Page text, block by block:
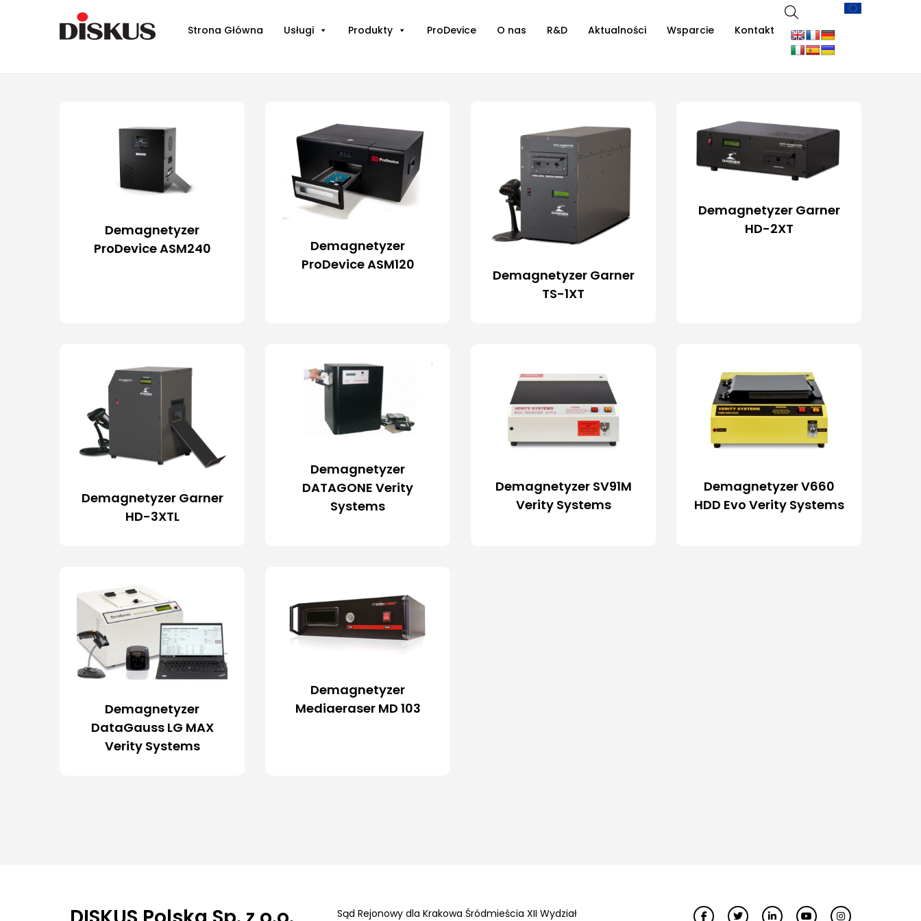
Strona Główna Usługi Produkty ProDevice O nas R&D Aktualności Wsparcie Kontakt
Demagnetyzer
ProDevice ASM240
Demagnetyzer
ProDevice ASM120
Demagnetyzer Garner
TS-1XT
Demagnetyzer Garner
HD-2XT
Demagnetyzer Garner
HD-3XTL
Demagnetyzer
DATAGONE Verity
Systems
Demagnetyzer SV91M
Verity Systems
Demagnetyzer V660
HDD Evo Verity Systems
Demagnetyzer
DataGauss LG MAX
Verity Systems
Demagnetyzer
Mediaeraser MD 103
Sąd Rejonowy dla Krakowa Śródmieścia XII Wydział